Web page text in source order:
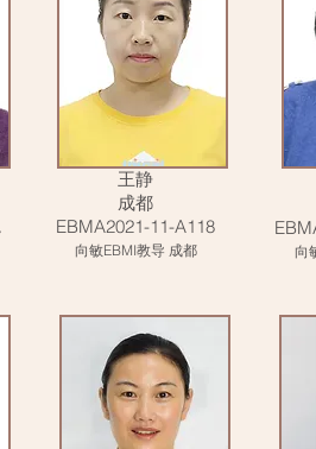
王静
成都
EBMA2021-11-A118
向敏EBMI教导 成都 向